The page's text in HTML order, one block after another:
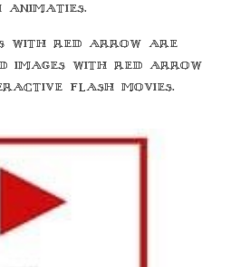
with red arrow are
images with red arrow
flash movies.